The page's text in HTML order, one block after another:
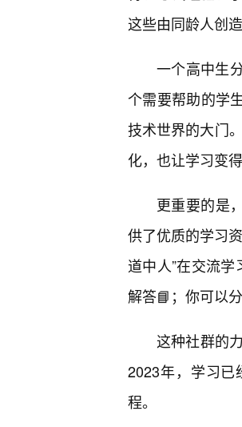
这些由同龄人创
一个高中生
个需要帮助的学
技术世界的大门
化，也让学习变
更重要的是
供了优质的学习
道中人”在交流
解答📘；你可以
这种社群的
2023年，学习已
程。